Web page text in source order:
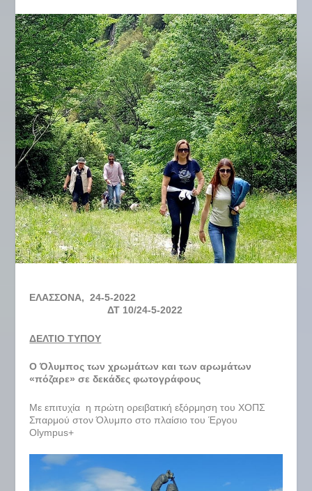
ΕΛΑΣΣΟΝΑ,24-5-2022
ΔΤ 10/24-5-2022
ΔΕΛΤΙΟ ΤΥΠΟΥ
Ο Όλυμπος των χρωμάτων και των αρωμάτων
«πόζαρε» σε δεκάδες φωτογράφους
Με επιτυχία η πρώτη ορειβατική εξόρμηση του ΧΟΠΣ
Σπαρμού στον Όλυμπο στο πλαίσιο του Έργου
Olympus+